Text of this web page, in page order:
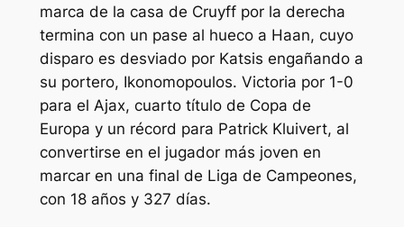
marca de la casa de Cruyff por la derecha
termina con un pase al hueco a Haan, cuyo
disparo es desviado por Katsis engañando a
su portero, Ikonomopoulos. Victoria por 1-0
para el Ajax, cuarto título de Copa de
Europa y un récord para Patrick Kluivert, al
convertirse en el jugador más joven en
marcar en una final de Liga de Campeones,
con 18 años y 327 días.